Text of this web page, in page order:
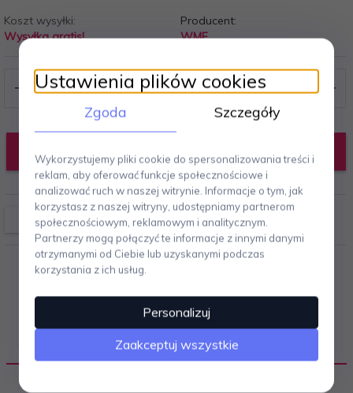
Koszt wysyłki:
Wysyłka gratis!
Producent:
WMF
DODAJ DO KOSZYKA
OPIS PRODUKTU
Ustawienia plików cookies
Zgoda Szczegóły
Wykorzystujemy pliki cookie do spersonalizowania treści i
reklam, aby oferować funkcje społecznościowe i
analizować ruch w naszej witrynie. Informacje o tym, jak
korzystasz z naszej witryny, udostępniamy partnerom
społecznościowym, reklamowym i analitycznym.
Partnerzy mogą połączyć te informacje z innymi danymi
otrzymanymi od Ciebie lub uzyskanymi podczas
korzystania z ich usług.
Personalizuj
Zaakceptuj wszystkie